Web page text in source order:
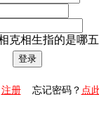
生指的是哪五
注册忘记密码？ 点